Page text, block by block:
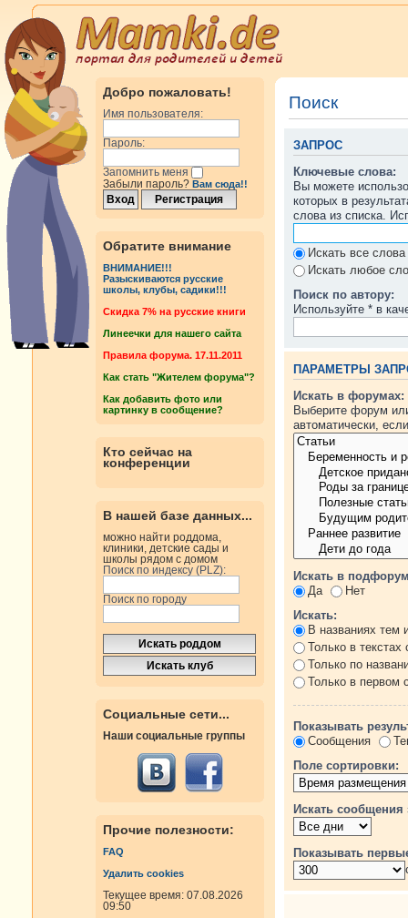
Добро пожаловать!
Имя пользователя:
Пароль:
Запомнить меня
Забыли пароль? Вам сюда!!
Обратите внимание
ВНИМАНИЕ!!!
Разыскиваются русские
школы, клубы, садики!!!
Cкидка 7% на русские книги
Линеечки для нашего сайта
Правила форума. 17.11.2011
Как стать "Жителем форума"?
Как добавить фото или
картинку в сообщение?
Кто сейчас на
конференции
В нашей базе данных...
можно найти роддома,
клиники, детские сады и
школы рядом с домом
Поиск по индексу (PLZ):
Поиск по городу
Социальные сети...
Наши социальные группы
Прочие полезности:
FAQ
Удалить cookies
Текущее время: 07.08.2026
09:50
Поиск
ЗАПРОС
Ключевые слова:
Вы можете
которых в
слова из списка.
Искать все слова
Искать любое
Поиск по автору:
Используйте * в
ПАРАМЕТРЫ
Искать в форумах:
Выберите форум
автоматически,
Искать в
Да
Нет
Искать:
В названиях тем
Только в
Только по
Только в первом
Показывать
Сообщения
Поле сортировки:
Искать сообщения
Показывать